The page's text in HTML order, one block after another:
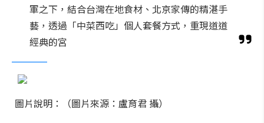
軍之下，結合台灣在地食材、北京家傳的精湛手
藝，透過「中菜西吃」個人套餐方式，重現道道
經典的宮
圖片說明：（圖片來源：盧育君 攝）